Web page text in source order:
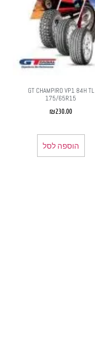
GT CHAMPIRO VP1 84H TL
175/65R15
₪230.00
הוספה לסל